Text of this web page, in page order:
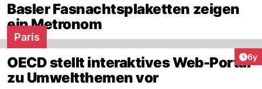
Basler Fasnachtsplaketten zeigen
ein Metronom
6y
Paris
OECD stellt interaktives Web-Portal
zu Umweltthemen vor